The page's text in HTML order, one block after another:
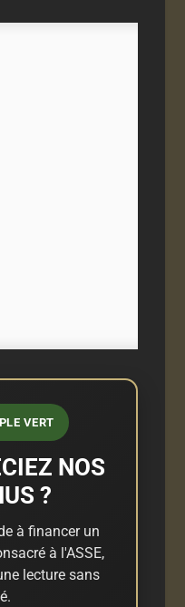
VERT
NOS
?
à financer un
à l'ASSE,
lecture sans